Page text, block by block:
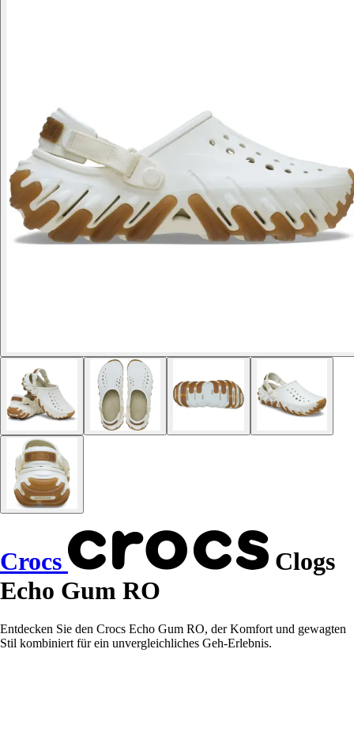
Crocs
Clogs
Echo Gum RO
Entdecken Sie den Crocs Echo Gum RO, der Komfort und gewagten
Stil kombiniert für ein unvergleichliches Geh-Erlebnis.